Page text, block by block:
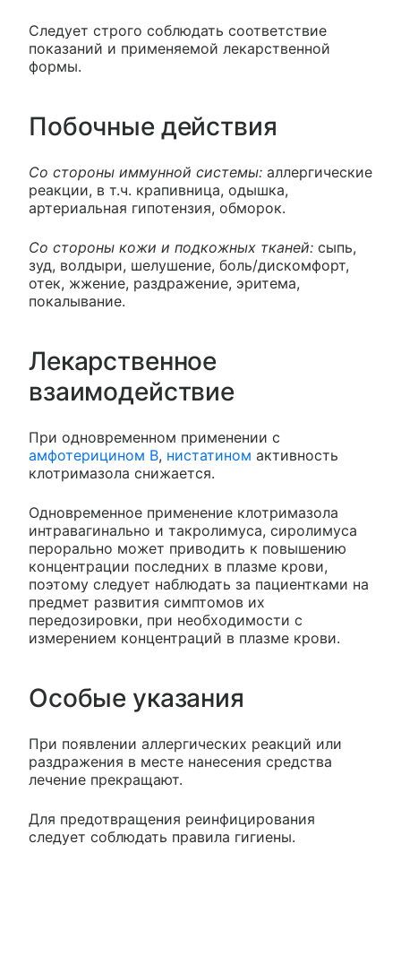
Следует строго соблюдать соответствие
показаний и применяемой лекарственной
формы.
Побочные действия
Со стороны иммунной системы: аллергические
реакции, в т.ч. крапивница, одышка,
артериальная гипотензия, обморок.
Со стороны кожи и подкожных тканей: сыпь,
зуд, волдыри, шелушение, боль/дискомфорт,
отек, жжение, раздражение, эритема,
покалывание.
Лекарственное
взаимодействие
При одновременном применении с
амфотерицином В, нистатином активность
клотримазола снижается.
Одновременное применение клотримазола
интравагинально и такролимуса, сиролимуса
перорально может приводить к повышению
концентрации последних в плазме крови,
поэтому следует наблюдать за пациентками на
предмет развития симптомов их
передозировки, при необходимости с
измерением концентраций в плазме крови.
Особые указания
При появлении аллергических реакций или
раздражения в месте нанесения средства
лечение прекращают.
Для предотвращения реинфицирования
следует соблюдать правила гигиены.